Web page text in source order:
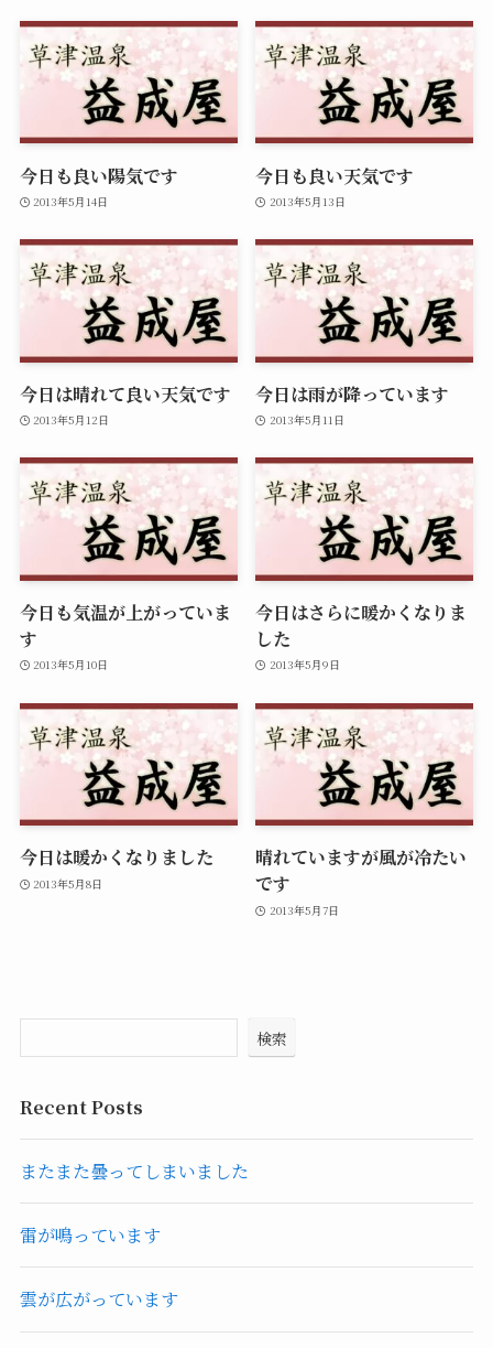
今日も良い陽気です
2013年5月14日
今日も良い天気です
2013年5月13日
今日は晴れて良い天気です
2013年5月12日
今日は雨が降っています
2013年5月11日
今日も気温が上がっていま
す
2013年5月10日
今日はさらに暖かくなりま
した
2013年5月9日
今日は暖かくなりました
2013年5月8日
晴れていますが風が冷たい
です
2013年5月7日
検索
Recent Posts
またまた曇ってしまいました
雷が鳴っています
雲が広がっています